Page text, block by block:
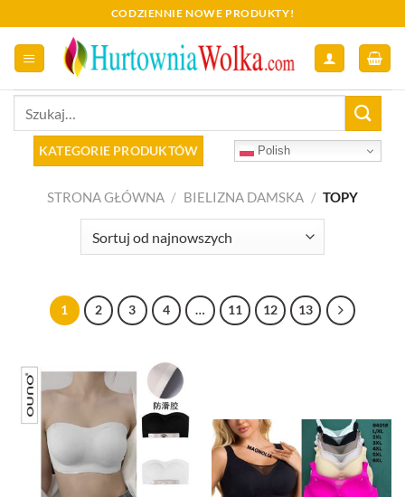
to
content
CODZIENNIE NOWE PRODUKTY!
KATEGORIE PRODUKTÓW Polish
STRONA GŁÓWNA / BIELIZNA DAMSKA / TOPY
1 2 3 4 … 11 12 13